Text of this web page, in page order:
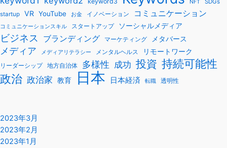
NFT
SDGs
startup
VR YouTube お金 イノベーション コミュニケーション
コミュニケーションスキル スタートアップ ソーシャルメディア
ビジネス ブランディング マーケティング メタバース
メディア メディアリテラシー メンタルヘルス リモートワーク
リーダーシップ 地方自治体 多様性 成功 投資 持続可能性
政治 政治家 教育 日本 日本経済 転職 透明性
2023年3月
2023年2月
2023年1月